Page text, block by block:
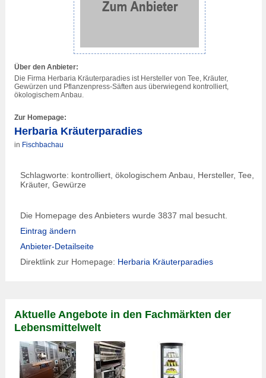
Über den Anbieter:
Die Firma Herbaria Kräuterparadies ist Hersteller von Tee, Kräuter,
Gewürzen und Pflanzenpress-Säften aus überwiegend kontrolliert,
ökologischem Anbau.
Zur Homepage:
Herbaria Kräuterparadies
in Fischbachau
Schlagworte: kontrolliert, ökologischem Anbau, Hersteller, Tee,
Kräuter, Gewürze
Die Homepage des Anbieters wurde 3837 mal besucht.
Eintrag ändern
Anbieter-Detailseite
Direktlink zur Homepage: Herbaria Kräuterparadies
Aktuelle Angebote in den Fachmärkten der
Lebensmittelwelt